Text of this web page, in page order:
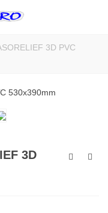
3D PVC
3D